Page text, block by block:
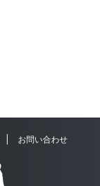
お問い合わせ